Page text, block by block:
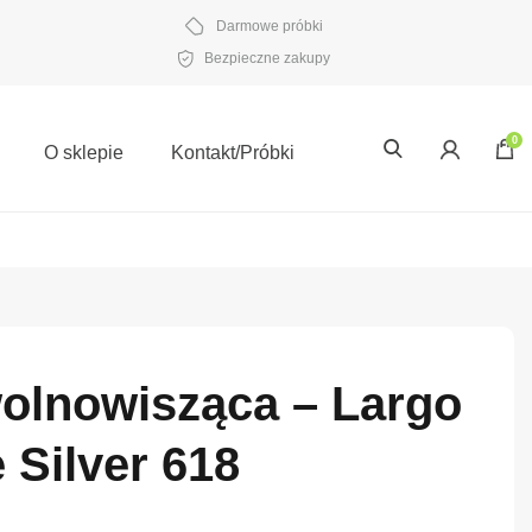
Darmowe próbki
Bezpieczne zakupy
O sklepie Kontakt/Próbki
0
– Largo
Silver 618